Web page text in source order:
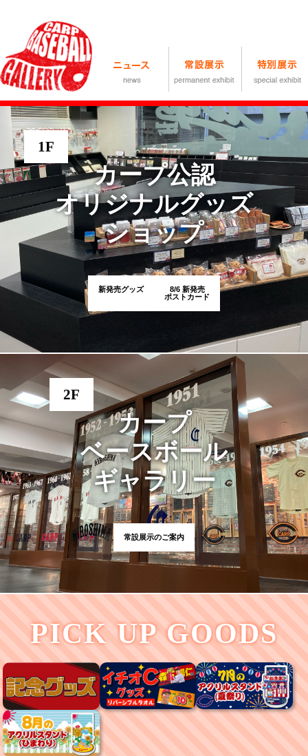
1F
カープ公認
オリジナルグッズ
ショップ
新発売グッズ
8/6 新発売
ポストカード
2F
カープ
ベースボール
ギャラリー
常設展示のご案内
PICK UP GOODS